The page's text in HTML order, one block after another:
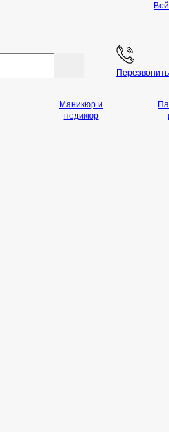
Перезвонить
Маникюр и
педикюр